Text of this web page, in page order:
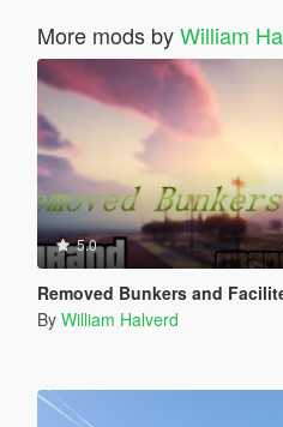
More mods byWilliam
5.0
Removed Bunkers and
By William Halverd